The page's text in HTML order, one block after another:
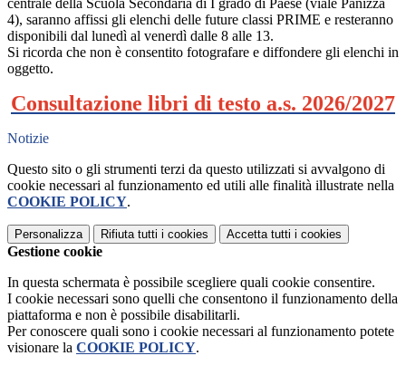
centrale della Scuola Secondaria di I grado di Paese (viale Panizza
4), saranno affissi gli elenchi delle future classi PRIME e resteranno
disponibili dal lunedì al venerdì dalle 8 alle 13.
Si ricorda che non è consentito fotografare e diffondere gli elenchi in
oggetto.
Consultazione libri di testo a.s. 2026/2027
Notizie
Questo sito o gli strumenti terzi da questo utilizzati si avvalgono di
cookie necessari al funzionamento ed utili alle finalità illustrate nella
COOKIE POLICY.
Personalizza Rifiuta tutti i cookies Accetta tutti i cookies
Gestione cookie
In questa schermata è possibile scegliere quali cookie consentire.
I cookie necessari sono quelli che consentono il funzionamento della
piattaforma e non è possibile disabilitarli.
Per conoscere quali sono i cookie necessari al funzionamento potete
visionare la COOKIE POLICY.